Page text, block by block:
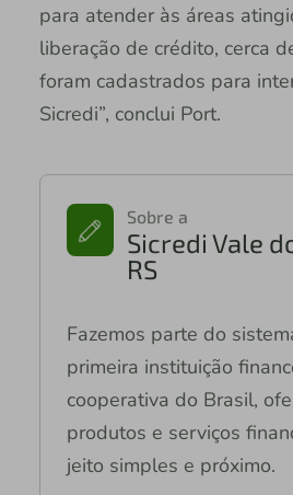
para atender às áreas
liberação de crédito, cerca
foram cadastrados para
Sicredi”, conclui Port.
Sobre a
Sicredi Vale
RS
Fazemos parte do
primeira instituição
cooperativa do Brasil,
produtos e serviços
jeito simples e próximo.